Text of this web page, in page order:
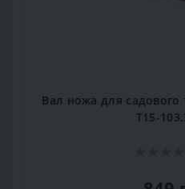
Вал ножа для садового
T15-